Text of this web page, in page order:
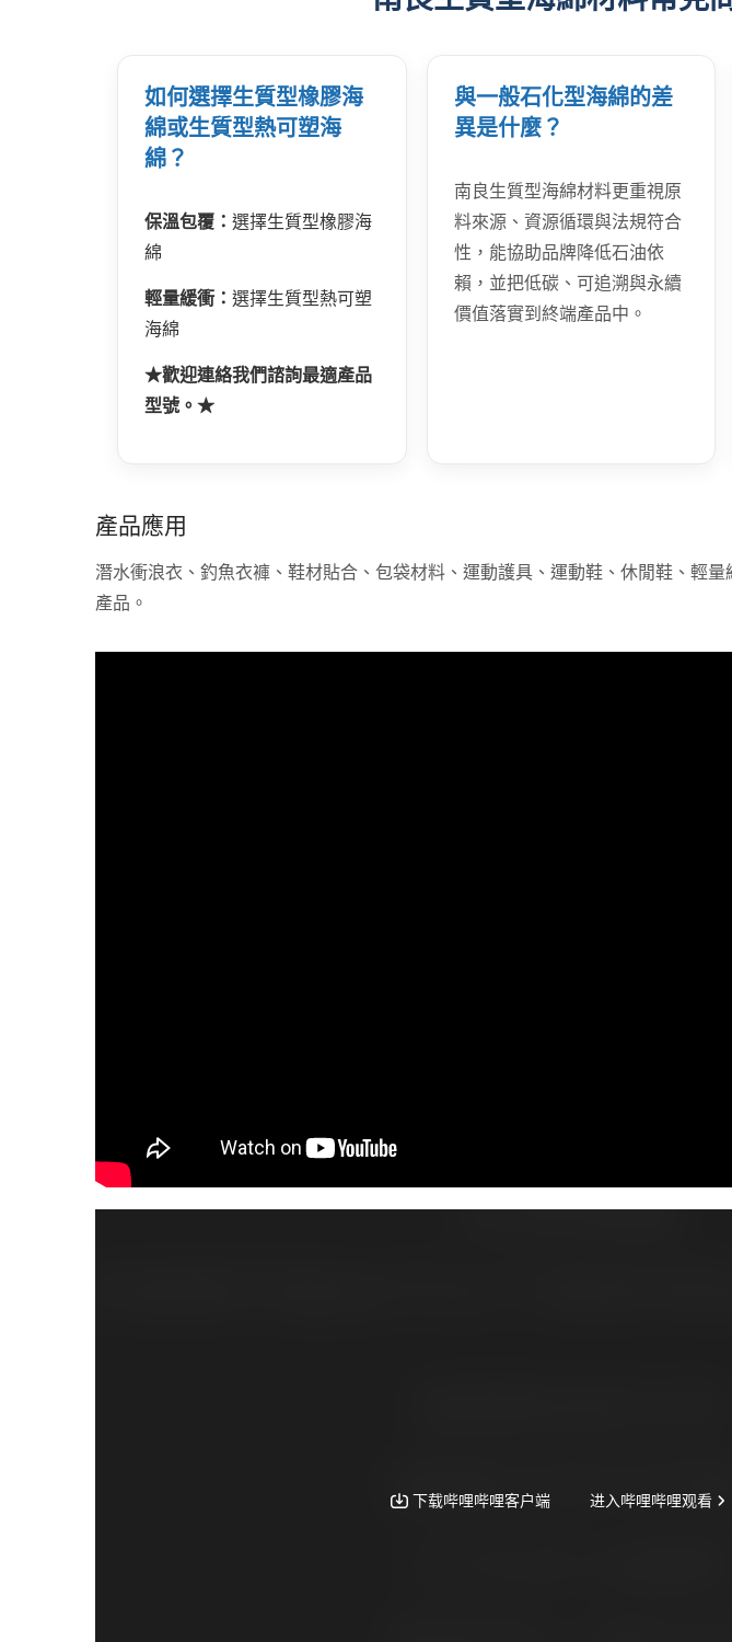
如何選擇生質型橡膠海
綿或生質型熱可塑海
綿？
保溫包覆： 選擇生質型橡膠海
綿
輕量緩衝： 選擇生質型熱可塑
海綿
★歡迎連絡我們諮詢最適產品
型號。★
與一般石化型海綿的差
異是什麼？
南良生質型海綿材料更重視原
料來源、資源循環與法規符合
性，能協助品牌降低石油依
賴，並把低碳、可追溯與永續
價值落實到終端產品中。
產品應用
潛水衝浪衣、釣魚衣褲、鞋材貼合、包袋材料、運動護具、運動鞋、休閒鞋、輕
產品。
ISO 27001 (資訊安全管理系
統)
認證證書